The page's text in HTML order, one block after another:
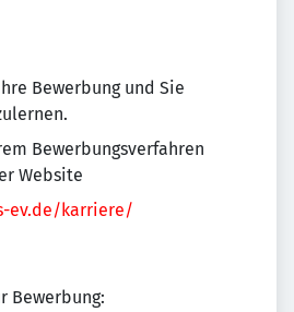
Bewerbung und Sie
Bewerbungsverfahren
Website
ev.de/karriere/
Bewerbung: